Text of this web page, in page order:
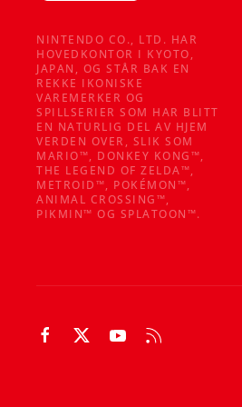
NINTENDO CO., LTD. HAR
HOVEDKONTOR I KYOTO,
JAPAN, OG STÅR BAK EN
REKKE IKONISKE
VAREMERKER OG
SPILLSERIER SOM HAR BLITT
EN NATURLIG DEL AV HJEM
VERDEN OVER, SLIK SOM
MARIO™, DONKEY KONG™,
THE LEGEND OF ZELDA™,
METROID™, POKÉMON™,
ANIMAL CROSSING™,
PIKMIN™ OG SPLATOON™.